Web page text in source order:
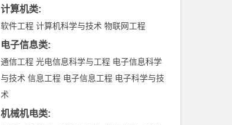
计算机类:
软件工程 计算机科学与技术 物联网工程
电子信息类:
通信工程 光电信息科学与工程 电子信息科学
与技术 信息工程 电子信息工程 电子科学与技
术
机械机电类: